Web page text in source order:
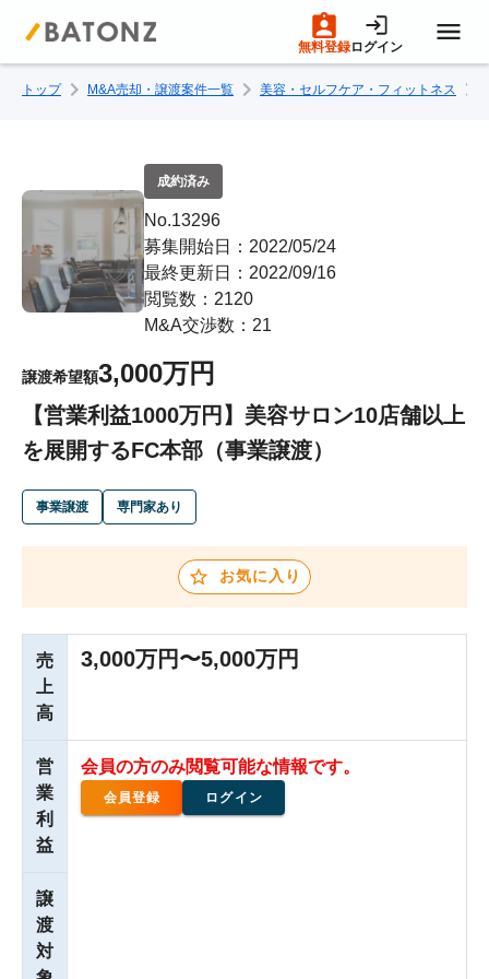
無料登録ログイン
トップページ
M&A案件一覧
売りたい方へ
買いたい方へ
成約事例
M&A専門家の方へ
トップ M&A売却・譲渡案件一覧 美容・セルフケア・フィットネス
成約済み
No.13296
募集開始日：2022/05/24
最終更新日：2022/09/16
閲覧数：2120
M&A交渉数：21
譲渡希望額3,000万円
【営業利益1000万円】美容サロン10店舗以上
を展開するFC本部（事業譲渡）
事業譲渡 専門家あり
お気に入り
売
上
高
3,000万円〜5,000万円
営
業
利
益
会員の方のみ閲覧可能な情報です。
会員登録 ログイン
譲
渡
対